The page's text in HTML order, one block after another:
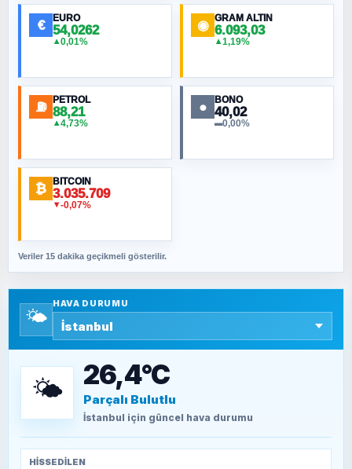
MURAT ÖZKAN
NURETTIN BÖLÜK
ORHAN KILIÇOĞLU
Fahişeye beyinli bir müstevli alçağına
SAVAŞ ŞAHİN
SEYFULLAH ÇİÇEK
TEOMAN ALPASLAN
Kütahya-Eskişehir Muharebeleri (10-24
€ EURO
54,0262
▲0,01%
◉ GRAM ALTIN
6.093,03
▲1,19%
⛽ PETROL
88,21
▲4,73%
● BONO
40,02
▬0,00%
₿ BITCOIN
3.035.709
▼-0,07%
Veriler 15 dakika geçikmeli gösterilir.
🌤️
HAVA DURUMU
🌤️ 26,4°C
Parçalı Bulutlu
İstanbul için güncel hava durumu
HISSEDILEN